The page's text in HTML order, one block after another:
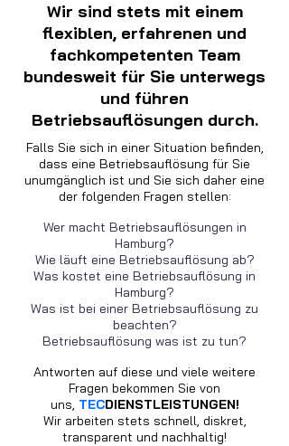
Wir sind stets mit einem
flexiblen, erfahrenen und
fachkompetenten Team
bundesweit für Sie unterwegs
und führen
Betriebsauflösungen durch.
Falls Sie sich in einer Situation befinden,
dass eine Betriebsauflösung für Sie
unumgänglich ist und Sie sich daher eine
der folgenden Fragen stellen:
Wer macht Betriebsauflösungen in
Hamburg?
Wie läuft eine Betriebsauflösung ab?
Was kostet eine Betriebsauflösung in
Hamburg?
Was ist bei einer Betriebsauflösung zu
beachten?
Betriebsauflösung was ist zu tun?
Antworten auf diese und viele weitere
Fragen bekommen Sie von
uns, TECDIENSTLEISTUNGEN!
Wir arbeiten stets schnell, diskret,
transparent und nachhaltig!